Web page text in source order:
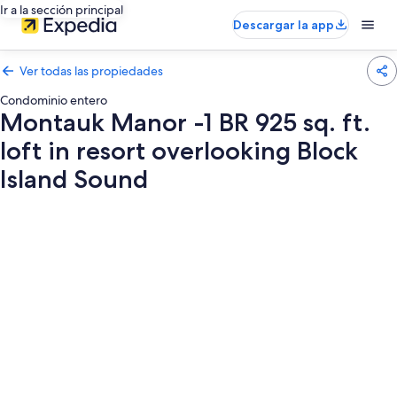
Ir a la sección principal
Descargar la app
Ver todas las propiedades
Condominio entero
Montauk Manor -1 BR 925 sq. ft.
loft in resort overlooking Block
Island Sound